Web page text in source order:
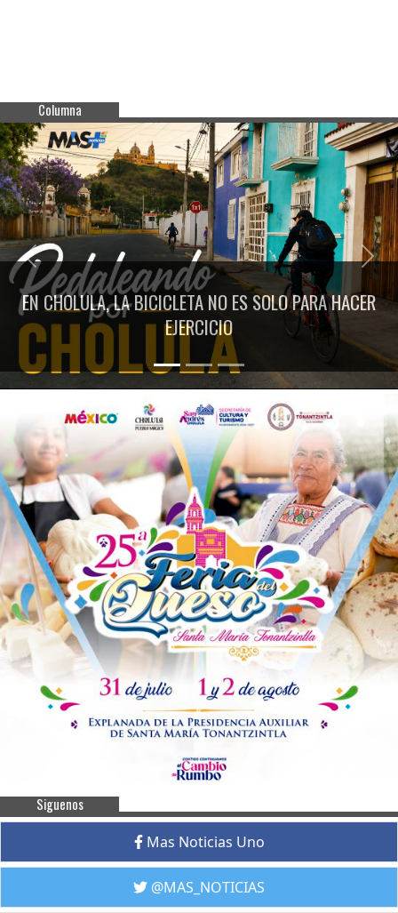
Columna
EN CHOLULA, LA BICICLETA NO ES SOLO PARA HACER
EJERCICIO
Previous Next
Siguenos
Mas Noticias Uno
@MAS_NOTICIAS